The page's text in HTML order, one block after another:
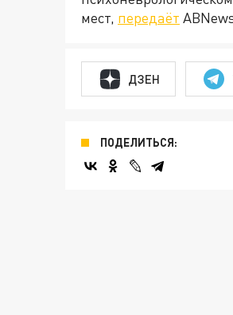
мест, передаёт
ДЗЕН
ПОДЕЛИТЬСЯ: